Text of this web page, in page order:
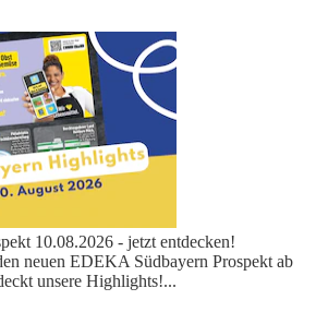
10.08.2026 - jetzt entdecken!
neuen EDEKA Südbayern Prospekt ab
unsere Highlights!...